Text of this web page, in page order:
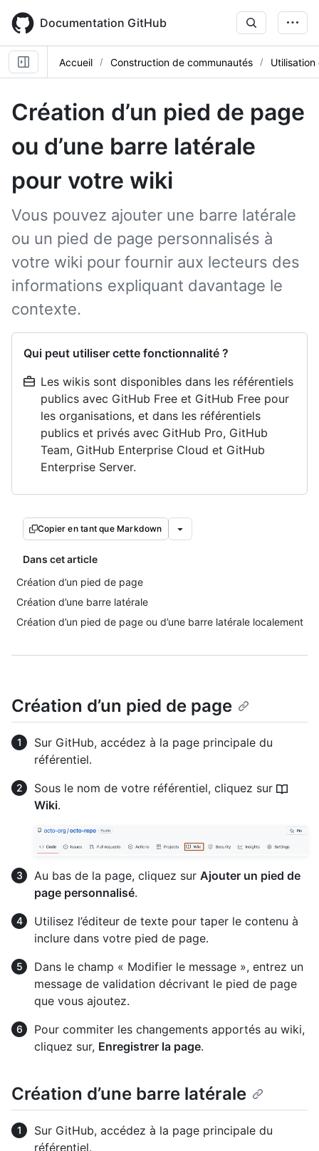
main
content
Documentation GitHub
Accueil Construction de communautés Utilisation
Création d’un pied de page
ou d’une barre latérale
pour votre wiki
Vous pouvez ajouter une barre latérale
ou un pied de page personnalisés à
votre wiki pour fournir aux lecteurs des
informations expliquant davantage le
contexte.
Qui peut utiliser cette fonctionnalité ?
Les wikis sont disponibles dans les référentiels
publics avec GitHub Free et GitHub Free pour
les organisations, et dans les référentiels
publics et privés avec GitHub Pro, GitHub
Team, GitHub Enterprise Cloud et GitHub
Enterprise Server.
Copier en tant que Markdown
Dans cet article
Création d’un pied de page
Création d’une barre latérale
Création d’un pied de page ou d’une barre latérale localement
Création d’un pied de page
Sur GitHub, accédez à la page principale du
référentiel.
Sous le nom de votre référentiel, cliquez sur
Wiki.
Au bas de la page, cliquez sur Ajouter un pied de
page personnalisé.
Utilisez l’éditeur de texte pour taper le contenu à
inclure dans votre pied de page.
Dans le champ « Modifier le message », entrez un
message de validation décrivant le pied de page
que vous ajoutez.
Pour commiter les changements apportés au wiki,
cliquez sur, Enregistrer la page.
Création d’une barre latérale
Sur GitHub, accédez à la page principale du
référentiel.